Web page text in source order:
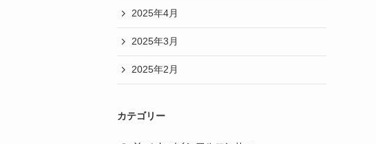
2025年4月
2025年3月
2025年2月
カテゴリー